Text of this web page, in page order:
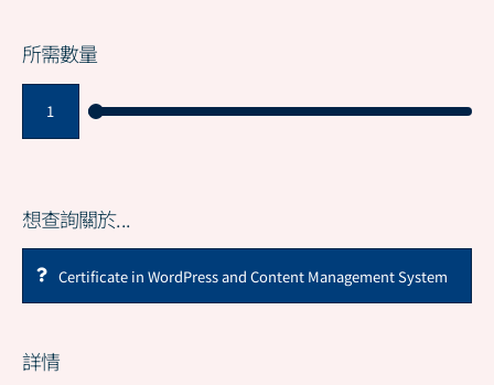
所需數量
想查詢關於...
詳情